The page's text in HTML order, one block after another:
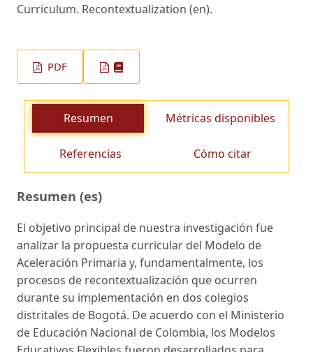
Curriculum. Recontextualization (en).
PDF
Resumen Métricas disponibles
Referencias Cómo citar
Resumen (es)
El objetivo principal de nuestra investigación fue
analizar la propuesta curricular del Modelo de
Aceleración Primaria y, fundamentalmente, los
procesos de recontextualización que ocurren
durante su implementación en dos colegios
distritales de Bogotá. De acuerdo con el Ministerio
de Educación Nacional de Colombia, los Modelos